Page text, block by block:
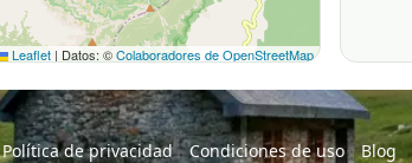
Leaflet | Datos: ©Colaboradores de OpenStreetMap
Política de privacidad Condiciones de uso Blog